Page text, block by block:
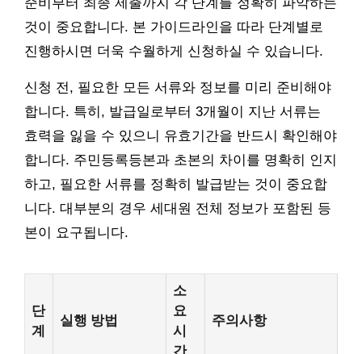
것이 중요합니다. 본 가이드라인을 따라 단계별로
진행하시면 더욱 수월하게 신청하실 수 있습니다.
신청 전, 필요한 모든 서류와 정보를 미리 준비해야
합니다. 특히, 발급일로부터 3개월이 지난 서류는
효력을 잃을 수 있으니 유효기간을 반드시 확인해야
합니다. 주민등록등본과 초본의 차이를 명확히 인지
하고, 필요한 서류를 정확히 발급받는 것이 중요합
니다. 대부분의 경우 세대원 전체 정보가 포함된 등
본이 요구됩니다.
단
계
실행 방법
소
요
시
간
주의사항